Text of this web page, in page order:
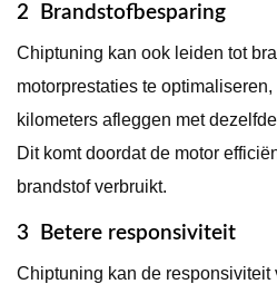
2 Brandstofbesparing
Chiptuning kan ook leiden tot
motorprestaties te
kilometers afleggen met
Dit komt doordat de motor
brandstof verbruikt.
3 Betere responsiviteit
Chiptuning kan de responsiviteit